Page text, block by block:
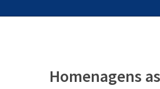
Homenagens as